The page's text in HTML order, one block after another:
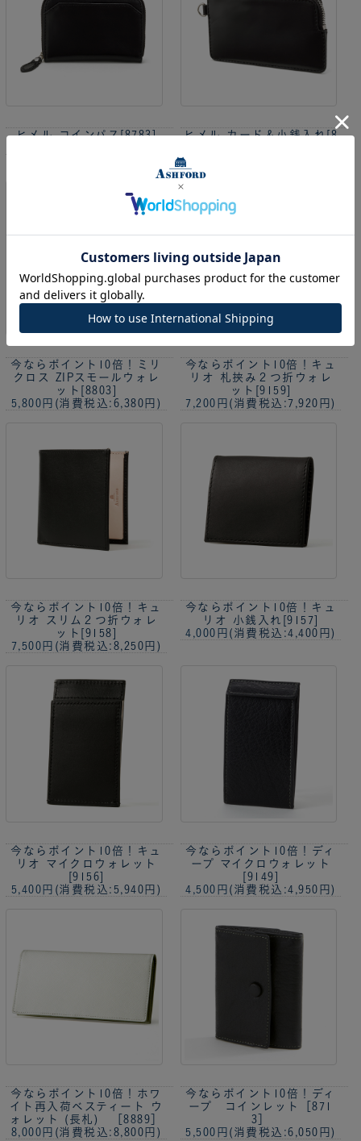
ヒメル コインパス[8783]
ヒメル カード＆小銭入れ[8
4,000円
今ならポイント10倍！
ミリ
クロス ZIPスモールウォレ
ット[8803]
5,800円 (消費税込:6,380円)
今ならポイント10倍！
キュ
リオ 札挟み２つ折ウォレ
ット[9159]
7,200円 (消費税込:7,920円)
今ならポイント10倍！
キュ
リオ スリム２つ折ウォレ
ット[9158]
7,500円 (消費税込:8,250円)
今ならポイント10倍！
キュ
リオ 小銭入れ[9157]
4,000円 (消費税込:4,400円)
今ならポイント10倍！
キュ
リオ マイクロウォレット
[9156]
5,400円 (消費税込:5,940円)
今ならポイント10倍！ ディ
ープ マイクロウォレット
[9149]
4,500円 (消費税込:4,950円)
今ならポイント10倍！ホワ
イト再入荷 ベスティート ウ
ォレット (長札) ［8889］
8,000円 (消費税込:8,800円)
今ならポイント10倍！ ディ
ープ コインレット［871
3］
5,500円 (消費税込:6,050円)